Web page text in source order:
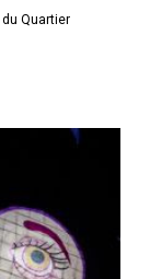
Quartier